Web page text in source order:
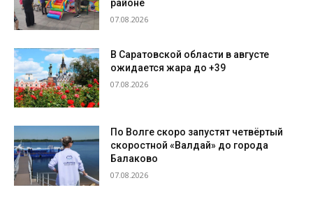
районе
07.08.2026
В Саратовской области в августе
ожидается жара до +39
07.08.2026
По Волге скоро запустят четвёртый
скоростной «Валдай» до города
Балаково
07.08.2026